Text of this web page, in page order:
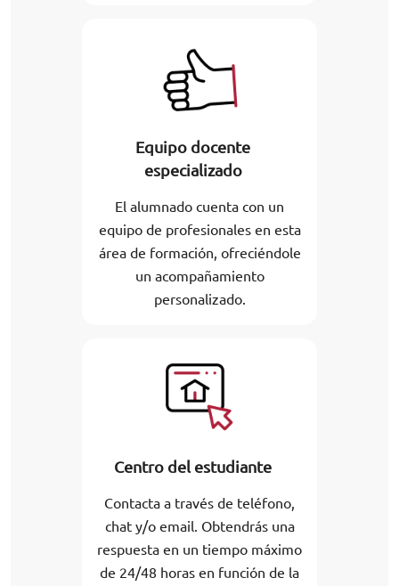
Equipo docente
especializado
El alumnado cuenta con un
equipo de profesionales en esta
área de formación, ofreciéndole
un acompañamiento
personalizado.
Centro del estudiante
Contacta a través de teléfono,
chat y/o email. Obtendrás una
respuesta en un tiempo máximo
de 24/48 horas en función de la